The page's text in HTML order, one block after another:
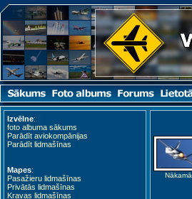
Izvēlne:
foto albuma sākums
Parādīt aviokompānijas
Parādīt lidmašīnas
Mapes:
Pasažieru lidmašīnas
Privātās lidmašīnas
Kravas lidmašīnas
Nākamā